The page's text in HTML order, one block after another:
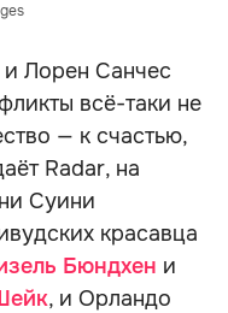
Лорен Санчес
всё-таки не
— к счастью,
Radar, на
Суини
красавца
Бюндхен и
, и Орландо